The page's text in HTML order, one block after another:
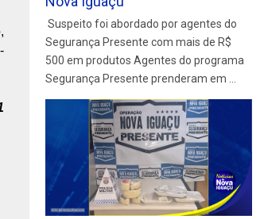
Suspeito foi abordado por agentes do
Segurança Presente com mais de R$
500 em produtos Agentes do programa
Segurança Presente prenderam em ...